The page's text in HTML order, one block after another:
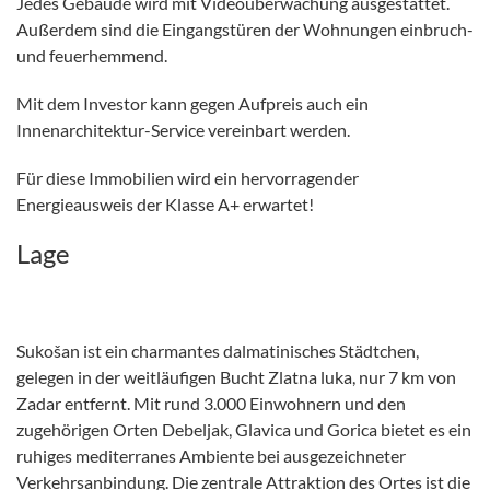
Außerdem sind die Eingangstüren der Wohnungen einbruch-
und feuerhemmend.
Mit dem Investor kann gegen Aufpreis auch ein
Innenarchitektur-Service vereinbart werden.
Für diese Immobilien wird ein hervorragender
Energieausweis der Klasse A+ erwartet!
Lage
Sukošan ist ein charmantes dalmatinisches Städtchen,
gelegen in der weitläufigen Bucht Zlatna luka, nur 7 km von
Zadar entfernt. Mit rund 3.000 Einwohnern und den
zugehörigen Orten Debeljak, Glavica und Gorica bietet es ein
ruhiges mediterranes Ambiente bei ausgezeichneter
Verkehrsanbindung. Die zentrale Attraktion des Ortes ist die